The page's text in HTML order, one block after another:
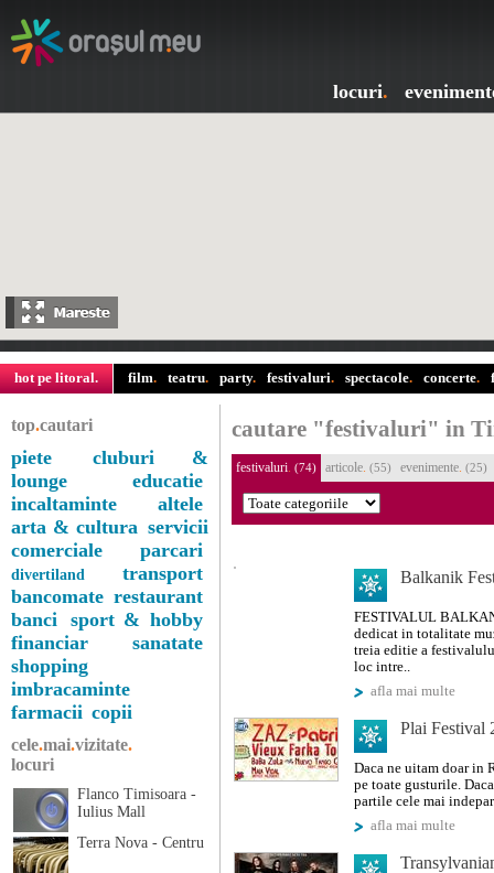
locuri.
hot pe litoral. film. teatru. party. festivaluri. spectacole. concerte.
top.cautari
piete
cluburi &
lounge
educatie
incaltaminte
altele
arta & cultura servicii
comerciale
parcari
divertiland
transport
bancomate restaurant
banci sport & hobby
financiar
sanatate
shopping
imbracaminte
farmacii copii
cele.mai.vizitate.
locuri
Flanco Timisoara -
Iulius Mall
Terra Nova - Centru
cautare "festivaluri" in
festivaluri. (74) articole. (55) evenimente. (25)
Balkanik
FESTIVALUL
dedicat in totalitate
treia editie a
loc intre..
afla mai multe
Plai Festival
Daca ne uitam doar in
pe toate gusturile.
partile cele mai
afla mai multe